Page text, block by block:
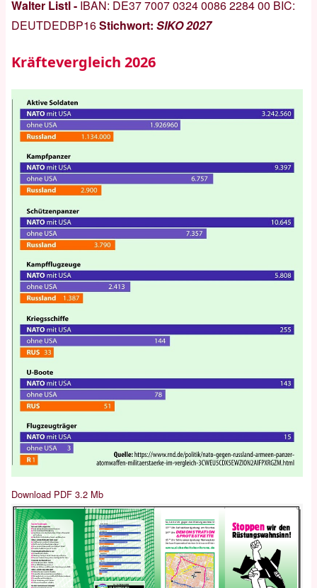
Walter Listl - IBAN: DE37 7007 0324 0086 2284 00 BIC:
DEUTDEDBP16Stichwort: SIKO 2027
Kräftevergleich 2026
Download PDF 3.2 Mb